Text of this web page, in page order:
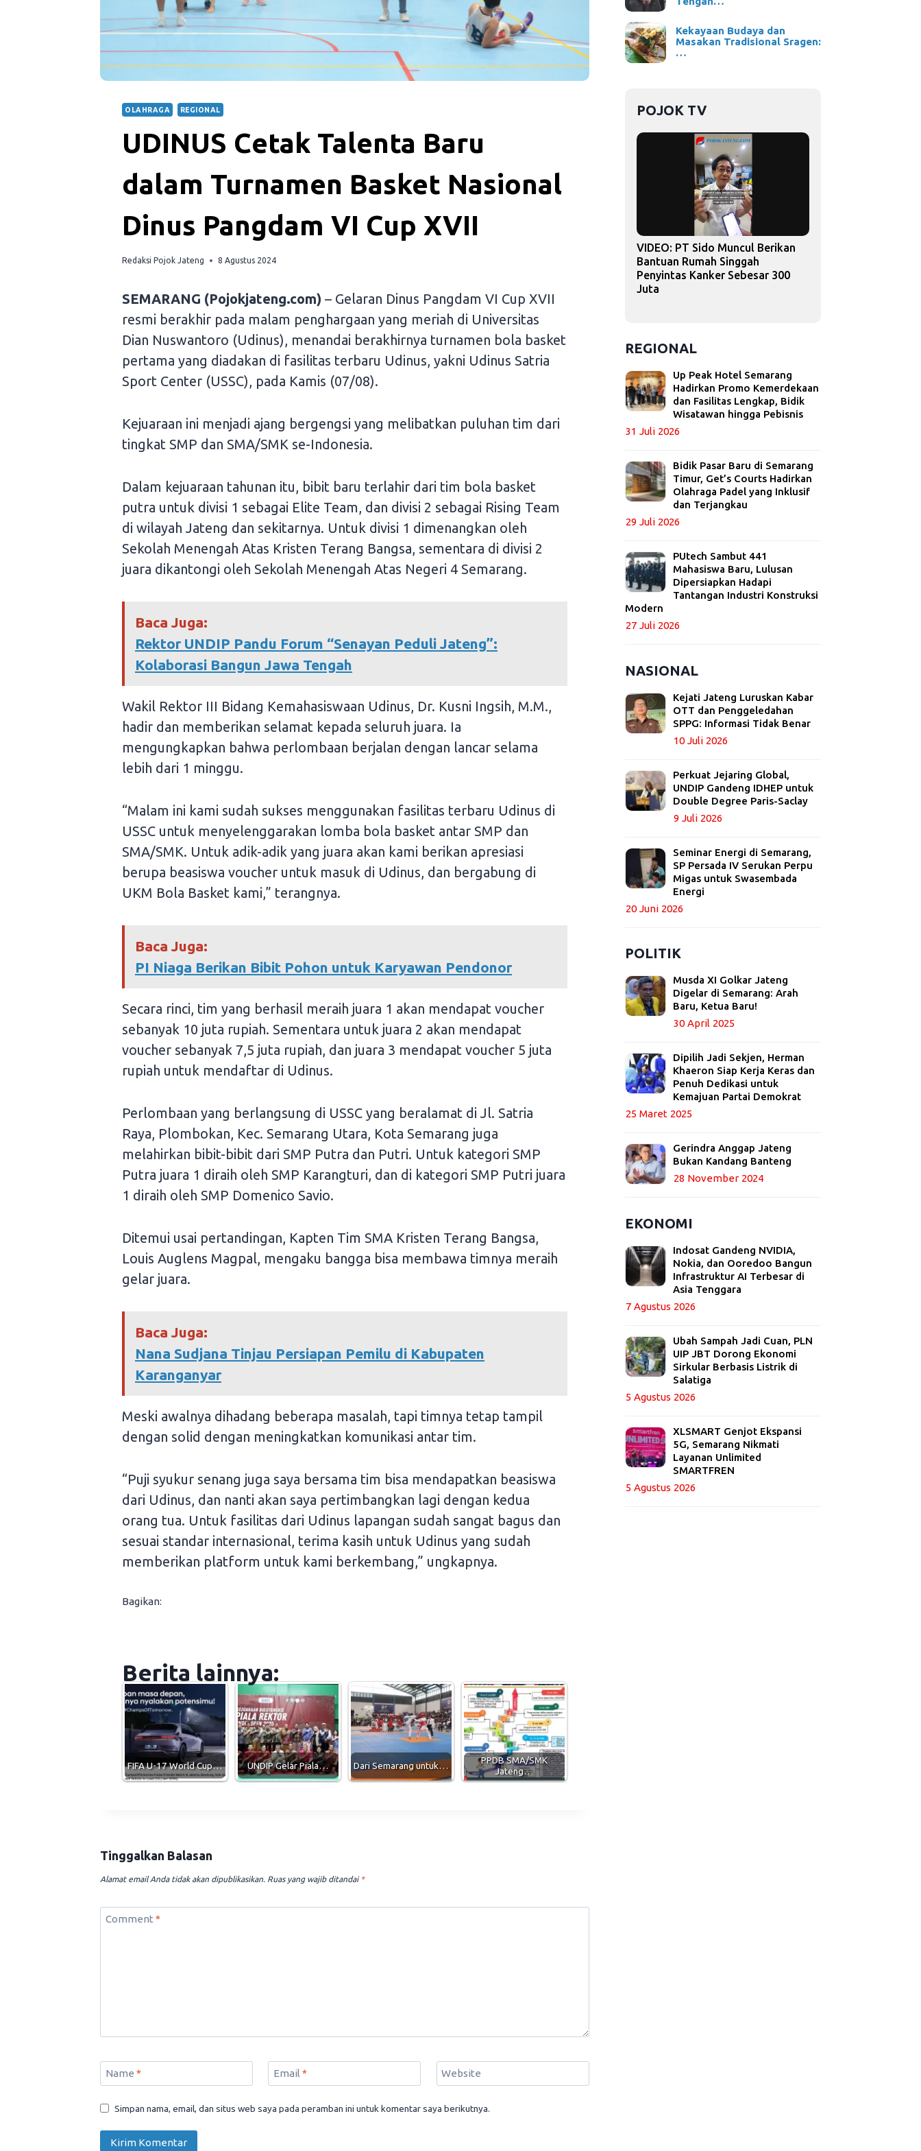
OLAHRAGA REGIONAL
UDINUS Cetak Talenta Baru
dalam Turnamen Basket Nasional
Dinus Pangdam VI Cup XVII
Redaksi Pojok Jateng 8 Agustus 2024
SEMARANG (Pojokjateng.com) – Gelaran Dinus Pangdam VI Cup XVII
resmi berakhir pada malam penghargaan yang meriah di Universitas
Dian Nuswantoro (Udinus), menandai berakhirnya turnamen bola basket
pertama yang diadakan di fasilitas terbaru Udinus, yakni Udinus Satria
Sport Center (USSC), pada Kamis (07/08).
Kejuaraan ini menjadi ajang bergengsi yang melibatkan puluhan tim dari
tingkat SMP dan SMA/SMK se-Indonesia.
Dalam kejuaraan tahunan itu, bibit baru terlahir dari tim bola basket
putra untuk divisi 1 sebagai Elite Team, dan divisi 2 sebagai Rising Team
di wilayah Jateng dan sekitarnya. Untuk divisi 1 dimenangkan oleh
Sekolah Menengah Atas Kristen Terang Bangsa, sementara di divisi 2
juara dikantongi oleh Sekolah Menengah Atas Negeri 4 Semarang.
Baca Juga:
Rektor UNDIP Pandu Forum “Senayan Peduli Jateng”:
Kolaborasi Bangun Jawa Tengah
Wakil Rektor III Bidang Kemahasiswaan Udinus, Dr. Kusni Ingsih, M.M.,
hadir dan memberikan selamat kepada seluruh juara. Ia
mengungkapkan bahwa perlombaan berjalan dengan lancar selama
lebih dari 1 minggu.
“Malam ini kami sudah sukses menggunakan fasilitas terbaru Udinus di
USSC untuk menyelenggarakan lomba bola basket antar SMP dan
SMA/SMK. Untuk adik-adik yang juara akan kami berikan apresiasi
berupa beasiswa voucher untuk masuk di Udinus, dan bergabung di
UKM Bola Basket kami,” terangnya.
Baca Juga:
PI Niaga Berikan Bibit Pohon untuk Karyawan Pendonor
Secara rinci, tim yang berhasil meraih juara 1 akan mendapat voucher
sebanyak 10 juta rupiah. Sementara untuk juara 2 akan mendapat
voucher sebanyak 7,5 juta rupiah, dan juara 3 mendapat voucher 5 juta
rupiah untuk mendaftar di Udinus.
Perlombaan yang berlangsung di USSC yang beralamat di Jl. Satria
Raya, Plombokan, Kec. Semarang Utara, Kota Semarang juga
melahirkan bibit-bibit dari SMP Putra dan Putri. Untuk kategori SMP
Putra juara 1 diraih oleh SMP Karangturi, dan di kategori SMP Putri juara
1 diraih oleh SMP Domenico Savio.
Ditemui usai pertandingan, Kapten Tim SMA Kristen Terang Bangsa,
Louis Auglens Magpal, mengaku bangga bisa membawa timnya meraih
gelar juara.
Baca Juga:
Nana Sudjana Tinjau Persiapan Pemilu di Kabupaten
Karanganyar
Meski awalnya dihadang beberapa masalah, tapi timnya tetap tampil
dengan solid dengan meningkatkan komunikasi antar tim.
“Puji syukur senang juga saya bersama tim bisa mendapatkan beasiswa
dari Udinus, dan nanti akan saya pertimbangkan lagi dengan kedua
orang tua. Untuk fasilitas dari Udinus lapangan sudah sangat bagus dan
sesuai standar internasional, terima kasih untuk Udinus yang sudah
memberikan platform untuk kami berkembang,” ungkapnya.
Bagikan:
Berita lainnya:
FIFA U-17 World Cup… UNDIP Gelar Piala… Dari Semarang untuk…
PPDB SMA/SMK
Jateng…
Tinggalkan Balasan
Alamat email Anda tidak akan dipublikasikan. Ruas yang wajib ditandai *
Comment *
Name * Email * Website
Simpan nama, email, dan situs web saya pada peramban ini untuk komentar saya berikutnya.
Kekayaan Budaya dan
Masakan Tradisional Sragen:
…
POJOK TV
VIDEO: PT Sido Muncul Berikan
Bantuan Rumah Singgah
Penyintas Kanker Sebesar 300
Juta
REGIONAL
Up Peak Hotel Semarang
Hadirkan Promo Kemerdekaan
dan Fasilitas Lengkap, Bidik
Wisatawan hingga Pebisnis
31 Juli 2026
Bidik Pasar Baru di Semarang
Timur, Get’s Courts Hadirkan
Olahraga Padel yang Inklusif
dan Terjangkau
29 Juli 2026
PUtech Sambut 441
Mahasiswa Baru, Lulusan
Dipersiapkan Hadapi
Tantangan Industri Konstruksi
Modern
27 Juli 2026
NASIONAL
Kejati Jateng Luruskan Kabar
OTT dan Penggeledahan
SPPG: Informasi Tidak Benar
10 Juli 2026
Perkuat Jejaring Global,
UNDIP Gandeng IDHEP untuk
Double Degree Paris-Saclay
9 Juli 2026
Seminar Energi di Semarang,
SP Persada IV Serukan Perpu
Migas untuk Swasembada
Energi
20 Juni 2026
POLITIK
Musda XI Golkar Jateng
Digelar di Semarang: Arah
Baru, Ketua Baru!
30 April 2025
Dipilih Jadi Sekjen, Herman
Khaeron Siap Kerja Keras dan
Penuh Dedikasi untuk
Kemajuan Partai Demokrat
25 Maret 2025
Gerindra Anggap Jateng
Bukan Kandang Banteng
28 November 2024
EKONOMI
Indosat Gandeng NVIDIA,
Nokia, dan Ooredoo Bangun
Infrastruktur AI Terbesar di
Asia Tenggara
7 Agustus 2026
Ubah Sampah Jadi Cuan, PLN
UIP JBT Dorong Ekonomi
Sirkular Berbasis Listrik di
Salatiga
5 Agustus 2026
XLSMART Genjot Ekspansi
5G, Semarang Nikmati
Layanan Unlimited
SMARTFREN
5 Agustus 2026